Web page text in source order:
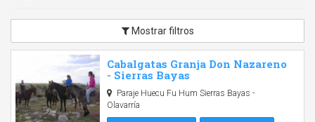
Mostrar filtros
Cabalgatas Granja Don Nazareno
- Sierras Bayas
Paraje Huecu Fu Hum Sierras Bayas -
Olavarría